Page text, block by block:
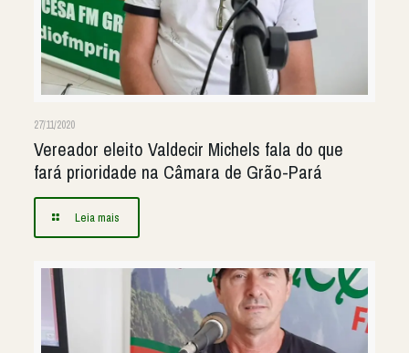
27/11/2020
Vereador eleito Valdecir Michels fala do que
fará prioridade na Câmara de Grão-Pará
Leia mais